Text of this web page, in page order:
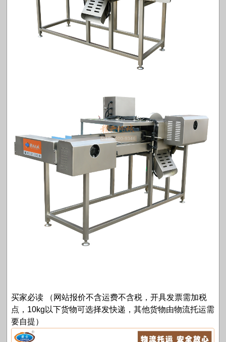
买家必读 （网站报价不含运费不含税，开具发票需加税
点，10kg以下货物可选择发快递，其他货物由物流托运需
要自提）